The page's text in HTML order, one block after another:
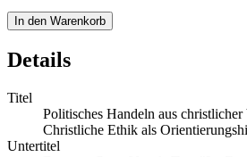
In den Warenkorb
Details
Titel
Politisches Handeln aus
Christliche Ethik als
Untertitel